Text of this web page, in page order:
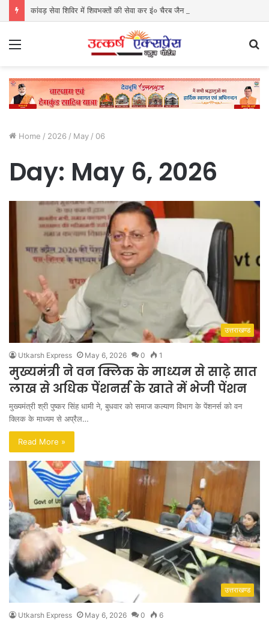
Home / 2026 / May / 06
Day: May 6, 2026
उत्तराखण्ड
Utkarsh Express May 6, 2026 0 1
मुख्यमंत्री ने वन क्लिक के माध्यम से साढ़े सात
लाख से अधिक पेंशनर्स के खाते में भेजी पेंशन
मुख्यमंत्री श्री पुष्कर सिंह धामी ने, बुधवार को समाज कल्याण विभाग के पेंशनर्स को वन
क्लिक के माध्यम से अप्रैल…
Read More »
उत्तराखण्ड
Utkarsh Express May 6, 2026 0 6